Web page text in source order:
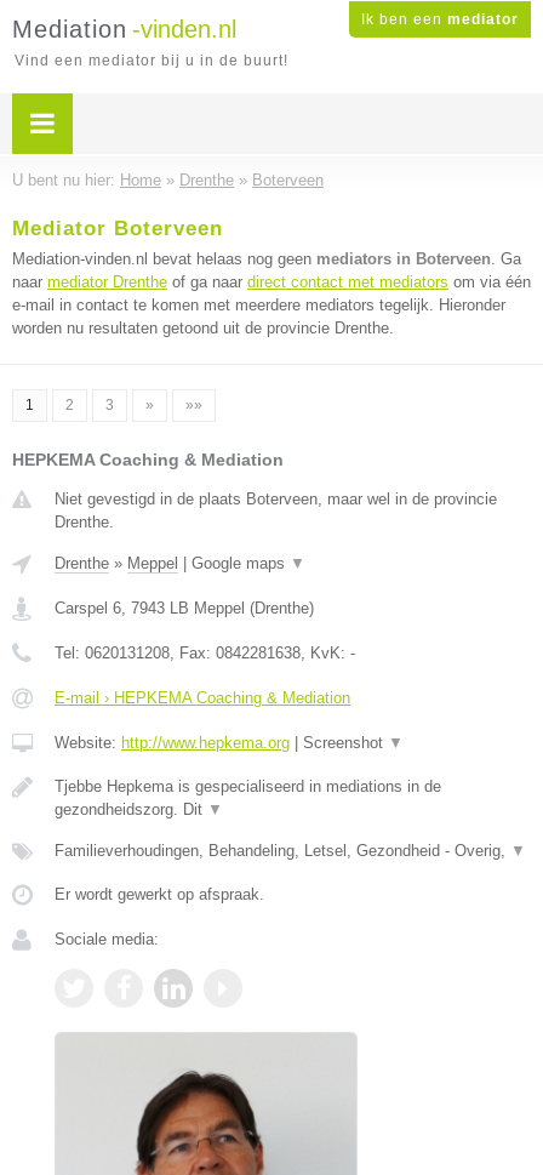
Ik ben een mediator
Mediation -vinden.nl
Vind een mediator bij u in de buurt!
U bent nu hier: Home » Drenthe » Boterveen
Mediator Boterveen
Mediation-vinden.nl bevat helaas nog geen mediators in Boterveen. Ga
naar mediator Drenthe of ga naar direct contact met mediators om via één
e-mail in contact te komen met meerdere mediators tegelijk. Hieronder
worden nu resultaten getoond uit de provincie Drenthe.
1 2 3 » »»
HEPKEMA Coaching & Mediation
Niet gevestigd in de plaats Boterveen, maar wel in de provincie
Drenthe.
Drenthe » Meppel Google maps ▼
Carspel 6, 7943 LB Meppel (Drenthe)
Tel: 0620131208, Fax: 0842281638, KvK: -
E-mail › HEPKEMA Coaching & Mediation
Website: http://www.hepkema.org Screenshot ▼
Tjebbe Hepkema is gespecialiseerd in mediations in de
gezondheidszorg. Dit ▼
Familieverhoudingen, Behandeling, Letsel, Gezondheid - Overig, ▼
Er wordt gewerkt op afspraak.
Sociale media: